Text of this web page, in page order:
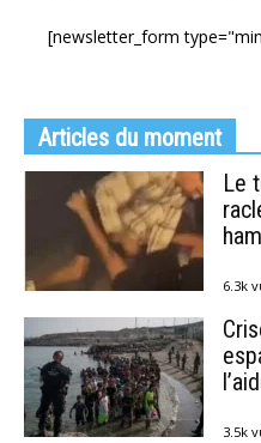
[newsletter_form
Articles du moment
Le
6.3k
3.5k